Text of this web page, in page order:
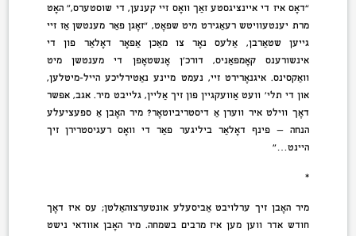
“דאָס איז די איינציגסטע זאַך וואָס זיי קענען, די שוסטערס,” האָט
מרת יענטעוויטש רעאַגירט מיט שפּאָט, “זאָגן פאַר מענטשן אַז זיי
גייען שטאַרבן, אַלעס נאָר צו מאַכן אַפּאָר דאָלאַר פון די
אינשורענס קאָמפּאַניס, דורכ’ן אָנשטאָפּן די מענטשן מיט
וואַקסינס. איגנאָרירט זיי, נעמט מיינע נאַטירליכע הייל-מיטלען,
און די תלי’ וועט אַוועקגיין פון זיך אַליין, גלייבט מיר. אגב, אפשר
דאָך ווילט איר ווערן אַ דיסטריביוטאָר? מיר האָבן אַ ספּעציעלע
הנחה — פינף דאָלאַר ביליגער פאַר די וואָס רעגיסטרירן זיך
היינט…”
*
מיר האָבן זיך ערלויבט אַביסעלע אונטערצוהאַלטן; עס איז דאָך
חודש אדר ווען מען איז מרבים בשמחה. מיר האָבן אוודאי נישט